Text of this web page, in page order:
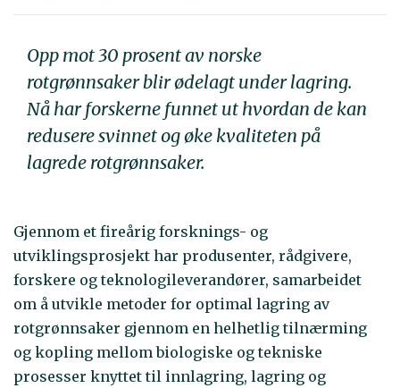
Opp mot 30 prosent av norske
rotgrønnsaker blir ødelagt under lagring.
Nå har forskerne funnet ut hvordan de kan
redusere svinnet og øke kvaliteten på
lagrede rotgrønnsaker.
Gjennom et fireårig forsknings- og
utviklingsprosjekt har produsenter, rådgivere,
forskere og teknologileverandører, samarbeidet
om å utvikle metoder for optimal lagring av
rotgrønnsaker gjennom en helhetlig tilnærming
og kopling mellom biologiske og tekniske
prosesser knyttet til innlagring, lagring og